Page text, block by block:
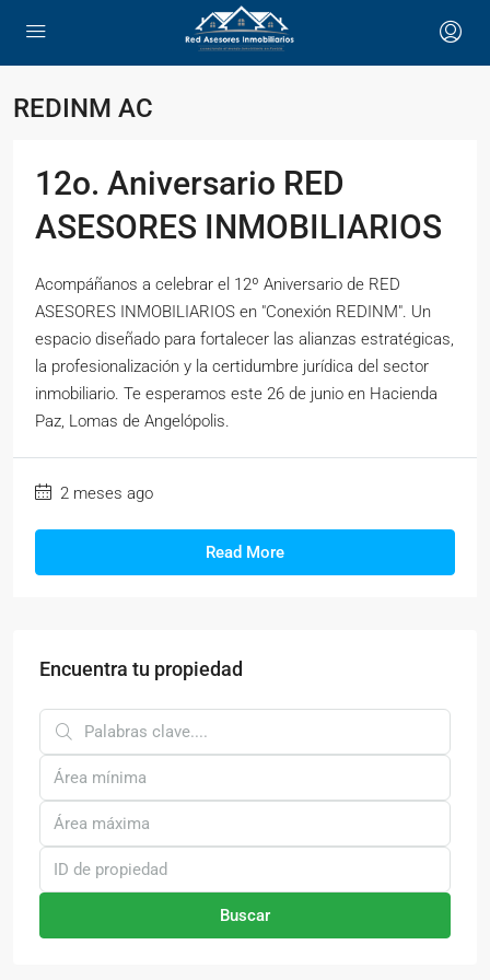
REDINM AC
12o. Aniversario RED
ASESORES INMOBILIARIOS
Acompáñanos a celebrar el 12º Aniversario de RED
ASESORES INMOBILIARIOS en "Conexión REDINM". Un
espacio diseñado para fortalecer las alianzas estratégicas,
la profesionalización y la certidumbre jurídica del sector
inmobiliario. Te esperamos este 26 de junio en Hacienda
Paz, Lomas de Angelópolis.
2 meses ago
Read More
Encuentra tu propiedad
Buscar